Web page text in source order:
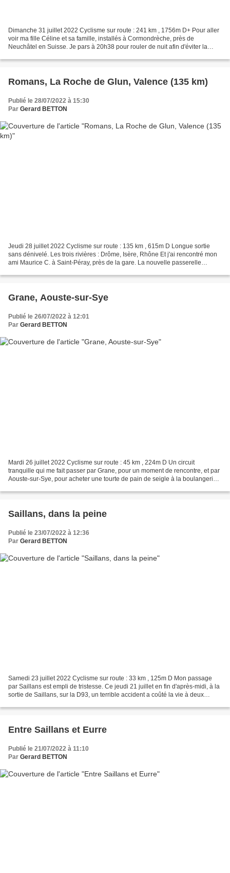
Dimanche 31 juillet 2022 Cyclisme sur route : 241 km , 1756m D+ Pour aller
voir ma fille Céline et sa famille, installés à Cormondrèche, près de
Neuchâtel en Suisse. Je pars à 20h38 pour rouler de nuit afin d'éviter la
Romans, La Roche de Glun, Valence (135 km)
Publié le 28/07/2022 à 15:30
Par Gerard BETTON
Jeudi 28 juillet 2022 Cyclisme sur route : 135 km , 615m D Longue sortie
sans dénivelé. Les trois rivières : Drôme, Isère, Rhône Et j'ai rencontré mon
ami Maurice C. à Saint-Péray, près de la gare. La nouvelle passerelle
Grane, Aouste-sur-Sye
Publié le 26/07/2022 à 12:01
Par Gerard BETTON
Mardi 26 juillet 2022 Cyclisme sur route : 45 km , 224m D Un circuit
tranquille qui me fait passer par Grane, pour un moment de rencontre, et par
Aouste-sur-Sye, pour acheter une tourte de pain de seigle à la boulangerie
Saillans, dans la peine
Publié le 23/07/2022 à 12:36
Par Gerard BETTON
Samedi 23 juillet 2022 Cyclisme sur route : 33 km , 125m D Mon passage
par Saillans est empli de tristesse. Ce jeudi 21 juillet en fin d'après-midi, à la
sortie de Saillans, sur la D93, un terrible accident a coûté la vie à deux
Entre Saillans et Eurre
Publié le 21/07/2022 à 11:10
Par Gerard BETTON